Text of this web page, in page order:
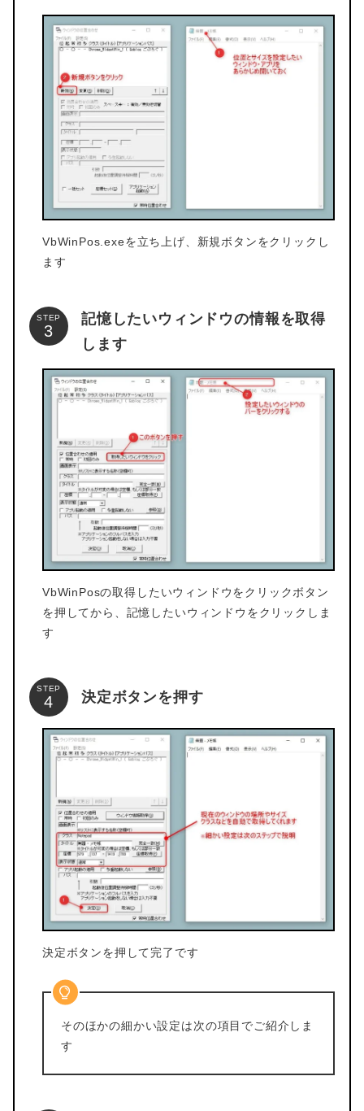
VbWinPos.exeを立ち上げ、新規ボタンをクリックし
ます
STEP
記憶したいウィンドウの情報を取得
します
VbWinPosの取得したいウィンドウをクリックボタン
を押してから、記憶したいウィンドウをクリックしま
す
STEP
決定ボタンを押す
決定ボタンを押して完了です
そのほかの細かい設定は次の項目でご紹介しま
す